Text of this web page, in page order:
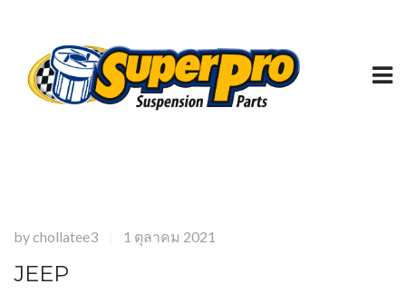
bychollatee3 1 ตุลาคม 2021
JEEP